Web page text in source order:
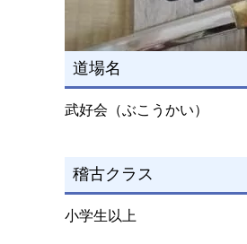
道場名
武好会（ぶこうかい）
稽古クラス
小学生以上